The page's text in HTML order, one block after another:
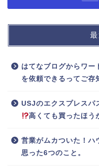
はてなブログからワー
を依頼できるってご存
USJのエクスプレスパ
高くても買ったほう
営業がムカついた！ハ
思った6つのこと。